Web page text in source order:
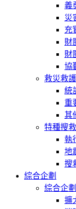
義
災
充
財
財
協
救災救
統
重
其
特種搜
執
地
搜
綜合企劃
綜合企劃
擴